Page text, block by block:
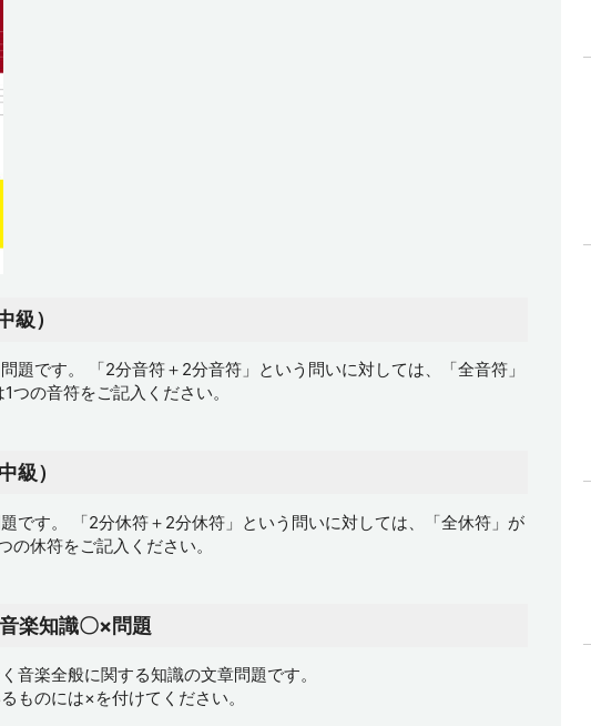
）
題です。 「2分音符＋2分音符」という問いに対しては、「全音符」
つの音符をご記入ください。
級）
です。 「2分休符＋2分休符」という問いに対しては、「全休符」が
の休符をご記入ください。
楽知識〇×問題
音楽全般に関する知識の文章問題です。
ものには×を付けてください。